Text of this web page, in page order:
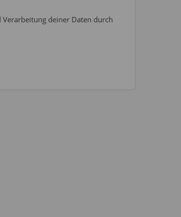
deiner Daten durch